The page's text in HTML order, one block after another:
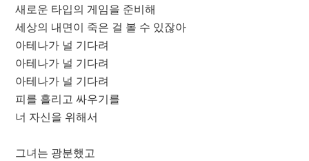
새로운 타입의 게임을 준비해
세상의 내면이 죽은 걸 볼 수 있잖아
아테나가 널 기다려
아테나가 널 기다려
아테나가 널 기다려
피를 흘리고 싸우기를
너 자신을 위해서
그녀는 광분했고